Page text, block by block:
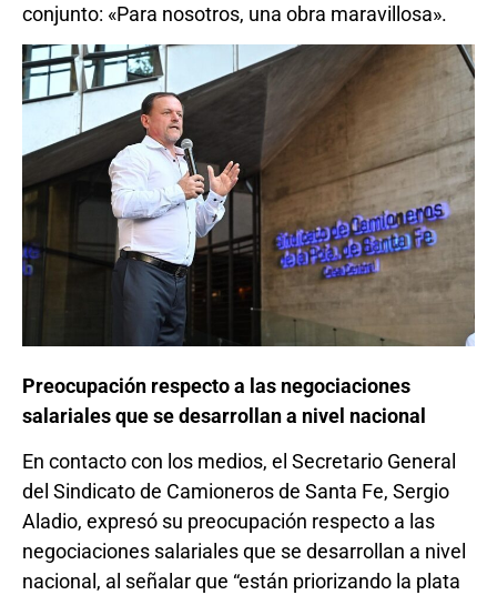
conjunto: «Para nosotros, una obra maravillosa».
Preocupación respecto a las negociaciones
salariales que se desarrollan a nivel nacional
En contacto con los medios, el Secretario General
del Sindicato de Camioneros de Santa Fe, Sergio
Aladio, expresó su preocupación respecto a las
negociaciones salariales que se desarrollan a nivel
nacional, al señalar que “están priorizando la plata